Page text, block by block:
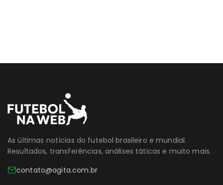
As últimas notícias do futebol brasileiro e mundial.
Resultados, transferências, análises táticas e muito mais.
contato@agita.com.br